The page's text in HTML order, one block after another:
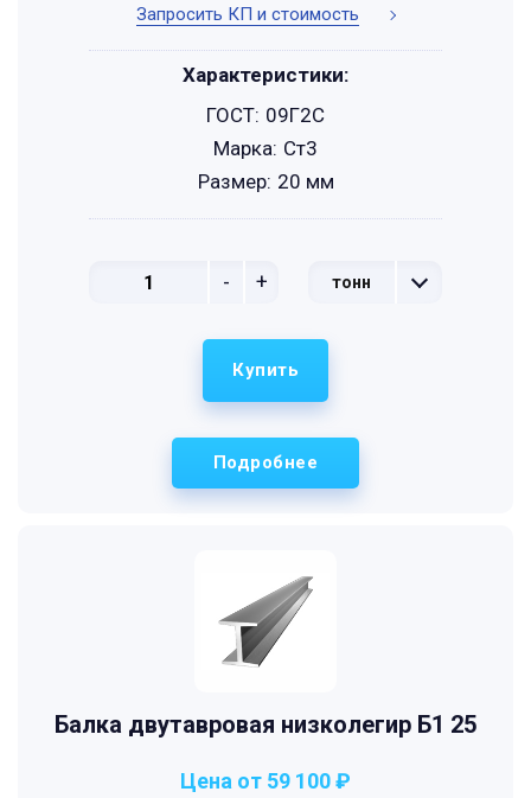
Запросить КП и стоимость
- + тонн
Характеристики:
ГОСТ: 09Г2С
Марка: Ст3
Размер: 20 мм
Подробнее
Купить
Балка двутавровая низколегир Б1 25
Цена от 59 100 ₽